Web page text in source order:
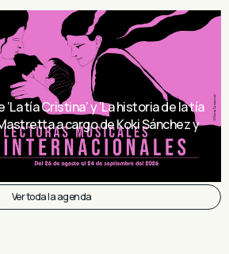
tía Cristina’ y ‘La historia de la tía
a cargo de Koki Sánchez y
Ver toda la agenda